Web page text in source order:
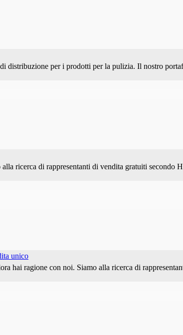
distribuzione per i prodotti per la pulizia. Il nostro
ricerca di rappresentanti di vendita gratuiti
unico
hai ragione con noi. Siamo alla ricerca di